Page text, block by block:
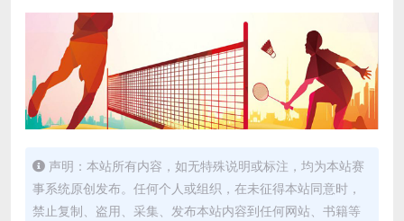
声明：本站所有内容，如无特殊说明或标注，均为本站赛
事系统原创发布。任何个人或组织，在未征得本站同意时，
禁止复制、盗用、采集、发布本站内容到任何网站、书籍等